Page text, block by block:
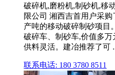
破碎机,磨粉机,制砂机,移
限公司 湘西吉首用户采
产吨的移动破碎制砂项目
破碎车、制砂车,价值多
供料灵活。建冶推荐了可
联系电话: 180 3780 8511